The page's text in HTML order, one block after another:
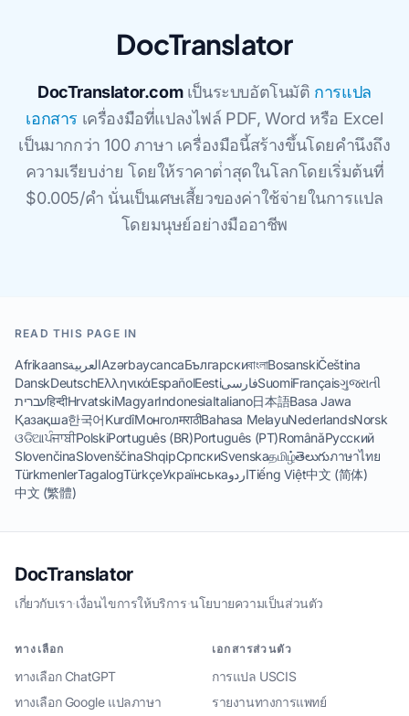
DocTranslator
DocTranslator.comเป็นระบบอัตโนมัติ การแปล
เอกสาร เครื่องมือที่แปลงไฟล์ PDF, Word หรือ Excel
เป็นมากกว่า 100 ภาษา เครื่องมือนี้สร้างขึ้นโดยคํานึงถึง
ความเรียบง่าย โดยให้ราคาต่ําสุดในโลกโดยเริ่มต้นที่
$0.005/คํา นั่นเป็นเศษเสี้ยวของค่าใช้จ่ายในการแปล
โดยมนุษย์อย่างมืออาชีพ
READ THIS PAGE IN
AfrikaansالعربيةAzərbaycancaБългарскиবাংলাBosanskiČeština
DanskDeutschΕλληνικάEspañolEestiفارسیSuomiFrançaisગુજરાતી
עבריתहिन्दीHrvatskiMagyarIndonesiaItaliano日本語Basa Jawa
Қазақша한국어KurdîМонголमराठीBahasa MelayuNederlandsNorsk
ଓଡିଆਪੰਜਾਬੀPolskiPortuguês (BR)Português (PT)RomânăРусский
SlovenčinaSlovenščinaShqipСрпскиSvenskaதமிழ்తెలుగుภาษาไทย
TürkmenlerTagalogTürkçeУкраїнськаاردوTiếng Việt中文 (简体)
中文 (繁體)
DocTranslator
เกี่ยวกับเรา·เงื่อนไขการให้บริการ·นโยบายความเป็นส่วนตัว
ทางเลือก
ทางเลือก ChatGPT
ทางเลือก Google แปลภาษา
เอกสารส่วนตัว
การแปล USCIS
รายงานทางการแพทย์